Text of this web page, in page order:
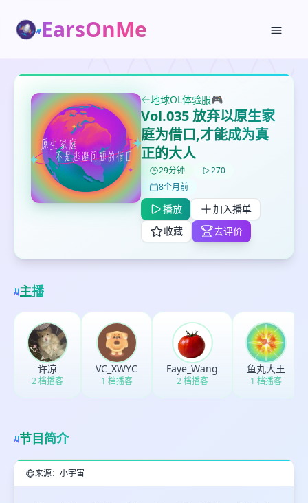
EarsOnMe
地球OL体验服🎮
Vol.035 放弃以原生家
庭为借口,才能成为真
正的大人
29分钟
270
8个月前
播放
加入播单
收藏
去评价
主播
许凉
2 档播客
VC_XWYC
1 档播客
Faye_Wang
2 档播客
鱼丸大王
1 档播客
节目简介
来源：小宇宙
✕
鼠标下留人
✕
取消
✕
创建